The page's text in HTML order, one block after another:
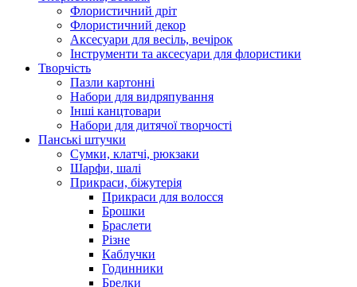
Флористичний дріт
Флористичний декор
Аксесуари для весіль, вечірок
Інструменти та аксесуари для флористики
Творчість
Пазли картонні
Набори для видряпування
Інші канцтовари
Набори для дитячої творчості
Панські штучки
Сумки, клатчі, рюкзаки
Шарфи, шалі
Прикраси, біжутерія
Прикраси для волосся
Брошки
Браслети
Різне
Каблучки
Годинники
Брелки